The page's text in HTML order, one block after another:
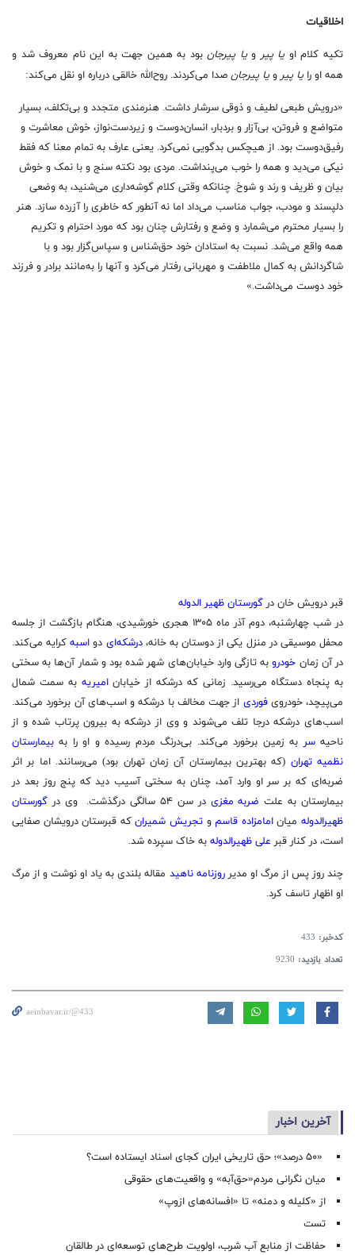
اخلاقیات
تکیه کلام او یا پیر ویا پیرجانبود به همین جهت به این نام معروف شد و
همه او را یا پیر و یا پیرجان صدا می‌کردند. روح‌الله خالقی درباره او نقل می‌کند:
«درویش طبعی لطیف و ذوقی سرشار داشت. هنرمندی متجدد و بی‌تکلف، بسیار
متواضع و فروتن، بی‌آزار و بردبار، انسان‌دوست و زیردست‌نواز، خوش معاشرت و
رفیق‌دوست بود. از هیچکس بدگویی نمی‌کرد. یعنی عارف به تمام معنا که فقط
نیکی می‌دید و همه را خوب می‌پنداشت. مردی بود نکته سنج و با نمک و خوش
بیان و ظریف و رند و شوخ. چنانکه وقتی کلام گوشه‌داری می‌شنید، به وضعی
دلپسند و مودب، جواب مناسب می‌داد اما نه آنطور که خاطری را آزرده سازد. هنر
را بسیار محترم می‌شمارد و وضع و رفتارش چنان بود که مورد احترام و تکریم
همه واقع می‌شد. نسبت به استادان خود حق‌شناس و سپاس‌گزار بود و با
شاگردانش به کمال ملاطفت و مهربانی رفتار می‌کرد و آنها را به‌مانند برادر و فرزند
خود دوست می‌داشت.»
قبر درویش خان در گورستان ظهیر الدوله
در شب چهارشنبه، دوم آذر ماه ۱۳۰۵ هجری خورشیدی، هنگام بازگشت از جلسه
محفل موسیقی در منزل یکی از دوستان به خانه،درشکه‌ای دو اسبهکرایه می‌کند.
در آن زمان خودروبه تازگی وارد خیابان‌های شهر شده بود و شمار آن‌ها به سختی
به پنجاه دستگاه می‌رسید. زمانی که درشکه از خیابانامیریه به سمت شمال
می‌پیچد، خودرویفوردی از جهت مخالف با درشکه و اسب‌های آن برخورد می‌کند.
اسب‌های درشکه درجا تلف می‌شوند و وی از درشکه به بیرون پرتاب شده و از
ناحیهسر به زمین برخورد می‌کند. بی‌درنگ مردم رسیده و او را به بیمارستان
نظمیه تهران (که بهترین بیمارستان آن زمان تهران بود) می‌رسانند. اما بر اثر
ضربه‌ای که بر سر او وارد آمد، چنان به سختی آسیب دید که پنج روز بعد در
بیمارستان به علت ضربه مغزی در سن ۵۴ سالگی درگذشت. وی در
گورستان
ظهیرالدولهمیانامامزاده قاسم و تجریش شمیرانکه قبرستان درویشان صفایی
است، در کنار قبر علی ظهیرالدوله به خاک سپرده شد.
چند روز پس از مرگ او مدیرروزنامه ناهید مقاله بلندی به یاد او نوشت و از مرگ
او اظهار تاسف کرد.
کدخبر: 433
تعداد بازدید: 9230
aeinbavar.ir/@433
آخرین اخبار
«۵۰ درصد»؛ حق تاریخی ایران کجای اسناد ایستاده است؟
میان نگرانی مردم«حق‌آبه» و واقعیت‌های حقوقی
از «کلیله و دمنه» تا «افسانه‌های ازوپ»
تست
حفاظت از منابع آب شرب، اولویت طرح‌های توسعه‌ای در طالقان